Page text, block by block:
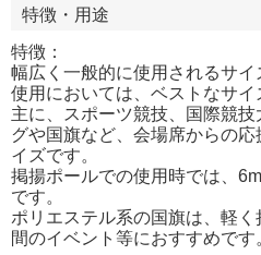
特徴・用途
特徴：
幅広く一般的に使用されるサ
使用においては、ベストなサイ
主に、スポーツ競技、国際競
グや国旗など、会場席からの
イズです。
掲揚ポールでの使用時では、
です。
ポリエステル系の国旗は、軽
間のイベント等におすすめです